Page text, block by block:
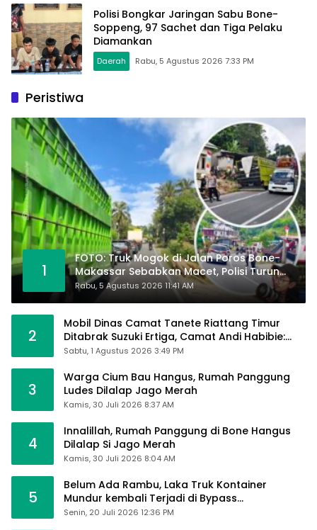
Polisi Bongkar Jaringan Sabu Bone-
Soppeng, 97 Sachet dan Tiga Pelaku
Diamankan
Daerah Rabu, 5 Agustus 2026 7:33 PM
Peristiwa
1
FOTO: Truk Mogok di Jalan Poros Bone-
Makassar Sebabkan Macet, Polisi Turun
Tangan
Rabu, 5 Agustus 2026 11:41 AM
2
Mobil Dinas Camat Tanete Riattang Timur
Ditabrak Suzuki Ertiga, Camat Andi Habibie:
Alhamdulillah Saya Baik-Baik Saja
Sabtu, 1 Agustus 2026 3:49 PM
3
Warga Cium Bau Hangus, Rumah Panggung
Ludes Dilalap Jago Merah
Kamis, 30 Juli 2026 8:37 AM
4
Innalillah, Rumah Panggung di Bone Hangus
Dilalap Si Jago Merah
Kamis, 30 Juli 2026 8:04 AM
5
Belum Ada Rambu, Laka Truk Kontainer
Mundur kembali Terjadi di Bypass
Sumpallabbu
Senin, 20 Juli 2026 12:36 PM